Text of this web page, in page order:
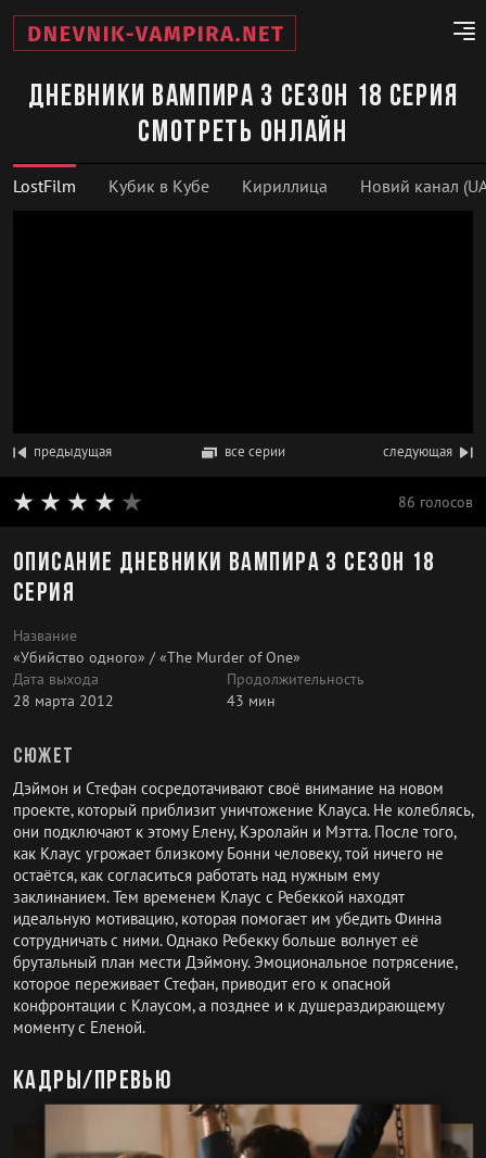
Дневники вампира 3 сезон 18 серия
смотреть онлайн
LostFilm Кубик в Кубе Кириллица Новий канал
предыдущая все серии следующая
86 голосов
Описание Дневники вампира 3 сезон 18
серия
Название
«Убийство одного» / «The Murder of One»
Дата выхода
28 марта 2012
Продолжительность
43 мин
Сюжет
Дэймон и Стефан сосредотачивают своё внимание на новом
проекте, который приблизит уничтожение Клауса. Не колеблясь,
они подключают к этому Елену, Кэролайн и Мэтта. После того,
как Клаус угрожает близкому Бонни человеку, той ничего не
остаётся, как согласиться работать над нужным ему
заклинанием. Тем временем Клаус с Ребеккой находят
идеальную мотивацию, которая помогает им убедить Финна
сотрудничать с ними. Однако Ребекку больше волнует её
брутальный план мести Дэймону. Эмоциональное потрясение,
которое переживает Стефан, приводит его к опасной
конфронтации с Клаусом, а позднее и к душераздирающему
моменту с Еленой.
Кадры/превью